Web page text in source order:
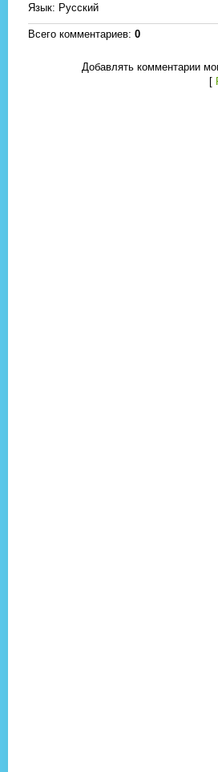
Язык: Русский
Всего комментариев: 0
Добавлять комментарии
[